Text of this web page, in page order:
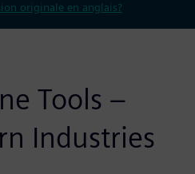
originale en anglais?
Tools –
Industries